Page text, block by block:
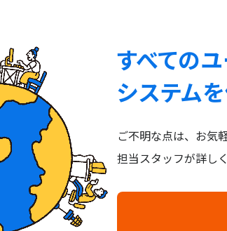
すべての
システム
ご不明な点は、お気
担当スタッフが詳し